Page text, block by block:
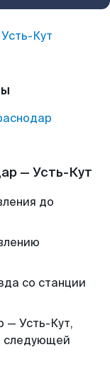
Усть-Кут
— Усть-Кут
до
со станции
— Усть-Кут,
следующей